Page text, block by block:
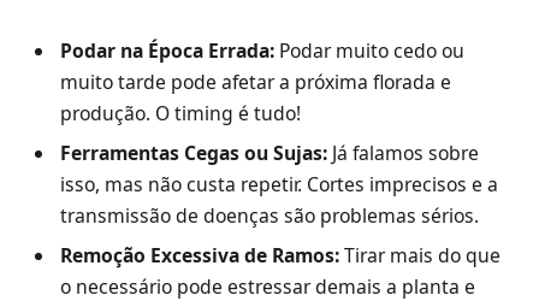
Podar na Época Errada: Podar muito cedo ou
muito tarde pode afetar a próxima florada e
produção. O timing é tudo!
Ferramentas Cegas ou Sujas: Já falamos sobre
isso, mas não custa repetir. Cortes imprecisos e a
transmissão de doenças são problemas sérios.
Remoção Excessiva de Ramos:Tirar mais do que
o necessário pode estressar demais a planta e